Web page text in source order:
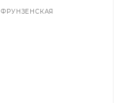
ФРУНЗЕНСКАЯ